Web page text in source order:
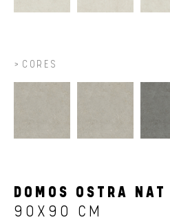
CORES
DOMOS OSTRA NAT
90X90 CM